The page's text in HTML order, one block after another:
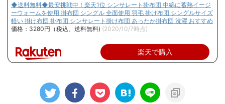
◆送料無料◆最安挑戦中！楽天1位 シンサレート掛布団 中綿に蓄熱イージ
ーウォームを使用 掛布団 シングル 全面使用 羽毛 掛け布団 シングルサイズ
軽い 掛け布団 掛布団 シンサレート掛け布団 あったか掛布団 洗濯 おすすめ
価格：3280円（税込、送料無料) (2020/10/7時点)
楽天で購入